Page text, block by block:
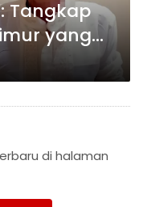
Tangkap
yang
di halaman